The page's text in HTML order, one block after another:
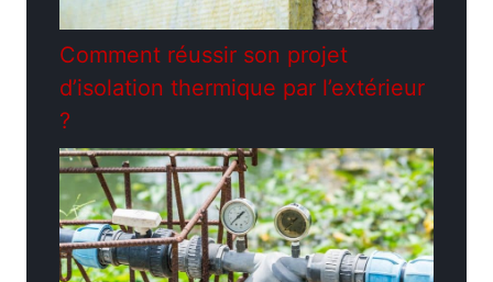
Comment réussir son projet
d’isolation thermique par l’extérieur
?